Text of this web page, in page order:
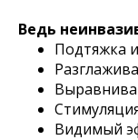
Ведь
Подтяжка
Видимый